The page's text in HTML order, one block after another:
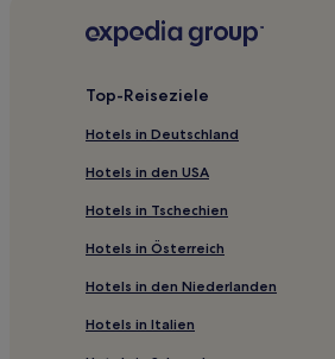
Strand in Mljet
Familien in Korčula
Hotels mit Parkplatz in Blace
Hotels nahe Matusko Weingut
Top-Reiseziele
Hotels in Deutschland
Hotels in den USA
Hotels in Tschechien
Hotels in Österreich
Hotels in den Niederlanden
Hotels in Italien